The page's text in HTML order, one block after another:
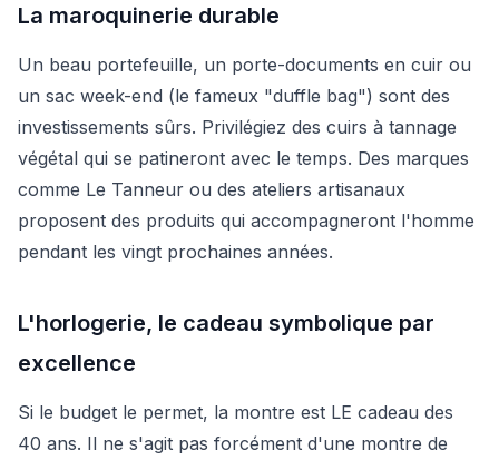
La maroquinerie durable
Un beau portefeuille, un porte-documents en cuir ou
un sac week-end (le fameux "duffle bag") sont des
investissements sûrs. Privilégiez des cuirs à tannage
végétal qui se patineront avec le temps. Des marques
comme Le Tanneur ou des ateliers artisanaux
proposent des produits qui accompagneront l'homme
pendant les vingt prochaines années.
L'horlogerie, le cadeau symbolique par
excellence
Si le budget le permet, la montre est LE cadeau des
40 ans. Il ne s'agit pas forcément d'une montre de